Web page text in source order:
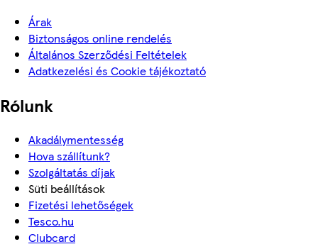
Árak
Biztonságos online rendelés
Általános Szerződési Feltételek
Adatkezelési és Cookie tájékoztató
Rólunk
Akadálymentesség
Hova szállítunk?
Szolgáltatás díjak
Süti beállítások
Fizetési lehetőségek
Tesco.hu
Clubcard